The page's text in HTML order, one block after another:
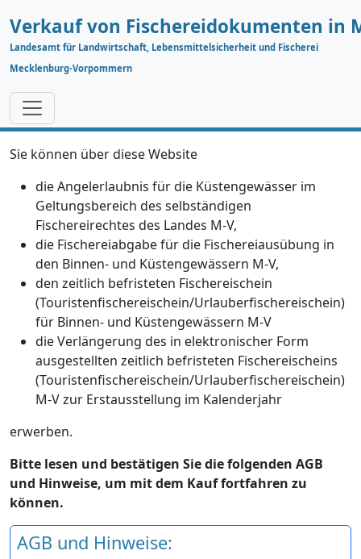
Verkauf von Fischereidokumenten in
Landesamt für Landwirtschaft, Lebensmittelsicherheit und Fischerei
Mecklenburg-Vorpommern
Fischereidokument
erwerben
Sie können über diese Website
die Angelerlaubnis für die Küstengewässer im
Geltungsbereich des selbständigen
Fischereirechtes des Landes M-V,
die Fischereiabgabe für die Fischereiausübung in
den Binnen- und Küstengewässern M-V,
den zeitlich befristeten Fischereischein
(Touristenfischereischein/Urlauberfischereischein)
für Binnen- und Küstengewässern M-V
die Verlängerung des in elektronischer Form
ausgestellten zeitlich befristeten Fischereischeins
(Touristenfischereischein/Urlauberfischereischein)
M-V zur Erstausstellung im Kalenderjahr
erwerben.
Bitte lesen und bestätigen Sie die folgenden AGB
und Hinweise, um mit dem Kauf fortfahren zu
können.
AGB und Hinweise: